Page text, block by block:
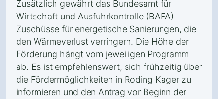
Zusätzlich gewährt das Bundesamt für
Wirtschaft und Ausfuhrkontrolle (BAFA)
Zuschüsse für energetische Sanierungen, die
den Wärmeverlust verringern. Die Höhe der
Förderung hängt vom jeweiligen Programm
ab. Es ist empfehlenswert, sich frühzeitig über
die Fördermöglichkeiten in Roding Kager zu
informieren und den Antrag vor Beginn der